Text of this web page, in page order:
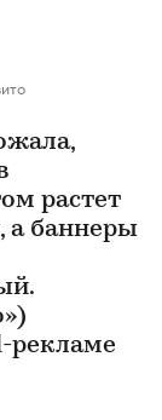
растет
а баннеры
рекламе